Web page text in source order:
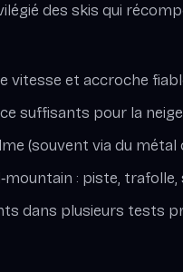
des skis qui
vitesse et accroche
suffisants pour la
(souvent via du
: piste,
dans plusieurs tests